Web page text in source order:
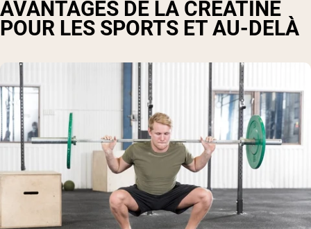
AVANTAGES DE LA CRÉATINE
POUR LES SPORTS ET AU-DELÀ